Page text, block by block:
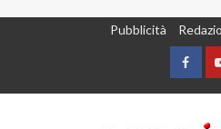
Pubblicità